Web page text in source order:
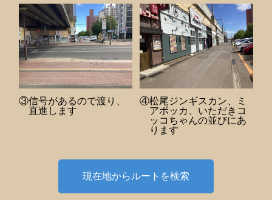
③信号があるので渡り、
直進します
④松尾ジンギスカン、ミ
アボッカ、いただきコ
ッコちゃんの並びにあ
ります
現在地からルートを検索